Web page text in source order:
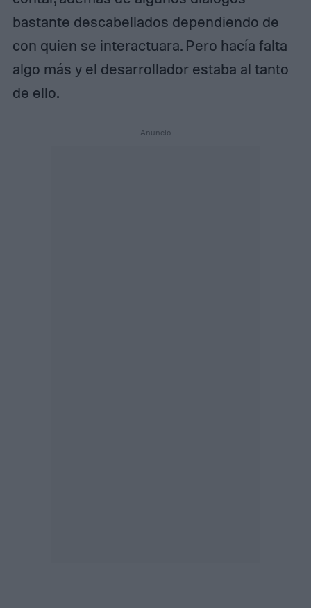
bastante descabellados dependiendo de
con quien se interactuara. Pero hacía falta
algo más y el desarrollador estaba al tanto
de ello.